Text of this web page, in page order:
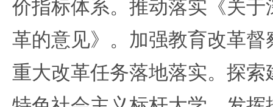
价指标体系。推动落实《关
革的意见》。加强教育改革
重大改革任务落地落实。探